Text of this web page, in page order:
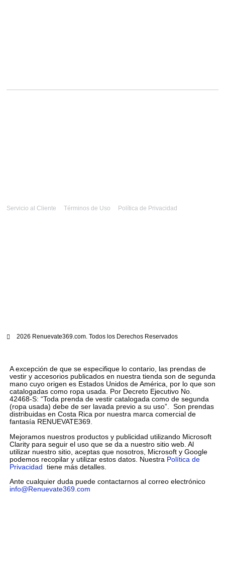
2026 Renuevate369.com. Todos los Derechos Reservados
Servicio al Cliente Términos de Uso Política de Privacidad
A excepción de que se especifique lo contario, las prendas de
vestir y accesorios publicados en nuestra tienda son de segunda
mano cuyo origen es Estados Unidos de América, por lo que son
catalogadas como ropa usada. Por Decreto Ejecutivo No.
42468-S: “Toda prenda de vestir catalogada como de segunda
(ropa usada) debe de ser lavada previo a su uso”. Son prendas
distribuidas en Costa Rica por nuestra marca comercial de
fantasía RENUEVATE369.
Mejoramos nuestros productos y publicidad utilizando Microsoft
Clarity para seguir el uso que se da a nuestro sitio web. Al
utilizar nuestro sitio, aceptas que nosotros, Microsoft y Google
podemos recopilar y utilizar estos datos. Nuestra Política de
Privacidad tiene más detalles.
Ante cualquier duda puede contactarnos al correo electrónico
info@Renuevate369.com